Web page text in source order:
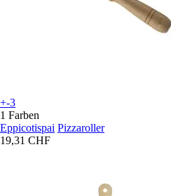
+-3
1 Farben
Eppicotispai Pizzaroller
19,31 CHF